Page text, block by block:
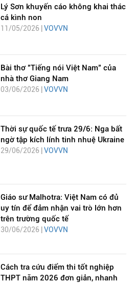
Lý Sơn khuyến cáo không khai thác
cá kình non
11/05/2026 | VOVVN
Bài thơ "Tiếng nói Việt Nam" của
nhà thơ Giang Nam
03/06/2026 | VOVVN
Thời sự quốc tế trưa 29/6: Nga bất
ngờ tập kích lính tinh nhuệ Ukraine
29/06/2026 | VOVVN
Giáo sư Malhotra: Việt Nam có đủ
uy tín để đảm nhận vai trò lớn hơn
trên trường quốc tế
30/06/2026 | VOVVN
Cách tra cứu điểm thi tốt nghiệp
THPT năm 2026 đơn giản, nhanh